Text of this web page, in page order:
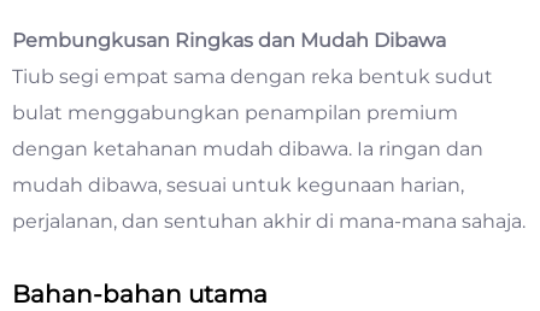
Pembungkusan Ringkas dan Mudah Dibawa
Tiub segi empat sama dengan reka bentuk sudut
bulat menggabungkan penampilan premium
dengan ketahanan mudah dibawa. Ia ringan dan
mudah dibawa, sesuai untuk kegunaan harian,
perjalanan, dan sentuhan akhir di mana-mana sahaja.
Bahan-bahan utama